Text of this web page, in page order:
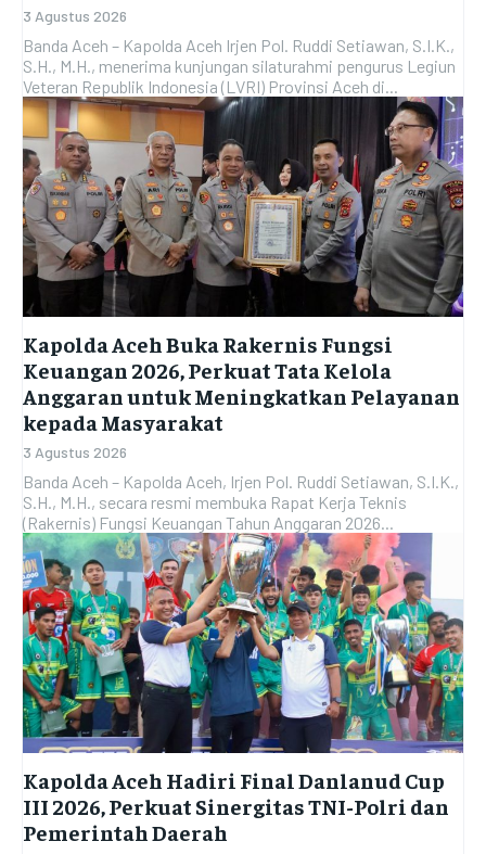
3 Agustus 2026
Banda Aceh – Kapolda Aceh Irjen Pol. Ruddi Setiawan, S.I.K.,
S.H., M.H., menerima kunjungan silaturahmi pengurus Legiun
Veteran Republik Indonesia (LVRI) Provinsi Aceh di...
Kapolda Aceh Buka Rakernis Fungsi
Keuangan 2026, Perkuat Tata Kelola
Anggaran untuk Meningkatkan Pelayanan
kepada Masyarakat
3 Agustus 2026
Banda Aceh – Kapolda Aceh, Irjen Pol. Ruddi Setiawan, S.I.K.,
S.H., M.H., secara resmi membuka Rapat Kerja Teknis
(Rakernis) Fungsi Keuangan Tahun Anggaran 2026...
Kapolda Aceh Hadiri Final Danlanud Cup
III 2026, Perkuat Sinergitas TNI-Polri dan
Pemerintah Daerah